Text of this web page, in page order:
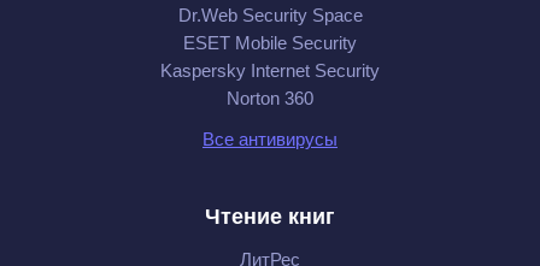
Dr.Web Security Space
ESET Mobile Security
Kaspersky Internet Security
Norton 360
Все антивирусы
Чтение книг
ЛитРес